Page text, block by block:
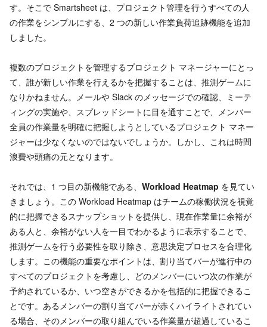
す。そこで Smartsheet は、プロジェクト管理を行うすべての人
の作業をシンプルにする、2 つの新しい作業負荷追跡機能を追加
しました。
複数のプロジェクトを管理するプロジェクト マネージャーにとっ
て、誰が新しい作業を行えるかを把握することは、推測ゲームに
なりかねません。メールや Slack のメッセージでの確認、ミーテ
ィングの実施や、スプレッドシートに目を通すことで、メンバー
全員の作業量を明確に把握しようとしているプロジェクト マネー
ジャーは少なくないのではないでしょうか。しかし、これは時間
浪費や頭痛の元となります。
それでは、1 つ目の新機能である、 Workload Heatmap を見てい
きましょう。この Workload Heatmap はチームの稼働状況を視覚
的に把握できるスナップショットを提供し、現在作業量に余裕が
ある人と、余裕がない人を一目でわかるように表示することで、
推測ゲームを行う必要性を取り除き、意思決定プロセスを合理化
します。この機能の重要なポイントは、割り当てバーが進行中の
すべてのプロジェクトを考慮し、どのメンバーにいつ次の作業が
予約されているか、いつ空きができるかを包括的に把握できるこ
とです。あるメンバーの割り当てバーが赤くハイライトされてい
る場合、そのメンバーの取り組んでいる作業量が超過しているこ